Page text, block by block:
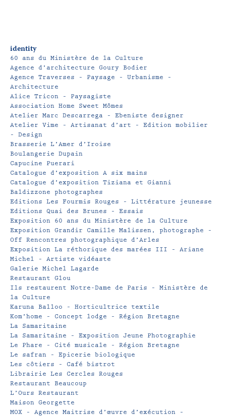
identity
60 ans du Ministère de la Culture
Agence d’architecture Goury Bodier
Agence Traverses – Paysage – Urbanisme –
Architecture
Alice Tricon – Paysagiste
Association Home Sweet Mômes
Atelier Marc Descarrega – Ebeniste designer
Atelier Vime – Artisanat d’art – Edition mobilier
– Design
Brasserie L’Amer d’Iroise
Boulangerie Dupain
Capucine Puerari
Catalogue d’exposition A six mains
Catalogue d’exposition Tiziana et Gianni
Baldizzone photographes
Editions Les Fourmis Rouges – Littérature jeunesse
Editions Quai des Brunes – Essais
Exposition 60 ans du Ministère de la Culture
Exposition Grandir Camille Malissen, photographe –
Off Rencontres photographique d’Arles
Exposition La réthorique des marées III – Ariane
Michel – Artiste vidéaste
Galerie Michel Lagarde
Restaurant Glou
Ils restaurent Notre-Dame de Paris – Ministère de
la Culture
Karuna Balloo – Horticultrice textile
Kom’home – Concept lodge – Région Bretagne
La Samaritaine
La Samaritaine – Exposition Jeune Photographie
Le Phare – Cité musicale – Région Bretagne
Le safran – Epicerie biologique
Les côtiers – Café bistrot
Librairie Les Cercles Rouges
Restaurant Beaucoup
L’Ours Restaurant
Maison Georgette
MOX – Agence Maitrise d’œuvre d’exécution –